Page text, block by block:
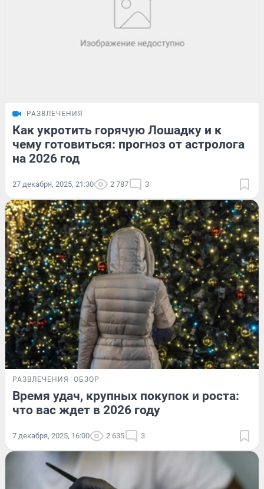
РАЗВЛЕЧЕНИЯ
Как укротить горячую Лошадку и к
чему готовиться: прогноз от астролога
на 2026 год
27 декабря, 2025, 21:30 2 787 3
РАЗВЛЕЧЕНИЯ ОБЗОР
Время удач, крупных покупок и роста:
что вас ждет в 2026 году
7 декабря, 2025, 16:00 2 635 3